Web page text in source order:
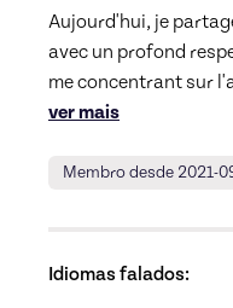
Aujourd'hui, je
avec un profond
me concentrant sur
ver mais
Membro desde 2021-
Idiomas falados: